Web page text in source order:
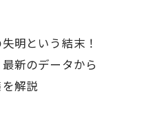
明という結末！
新のデータから
を解説